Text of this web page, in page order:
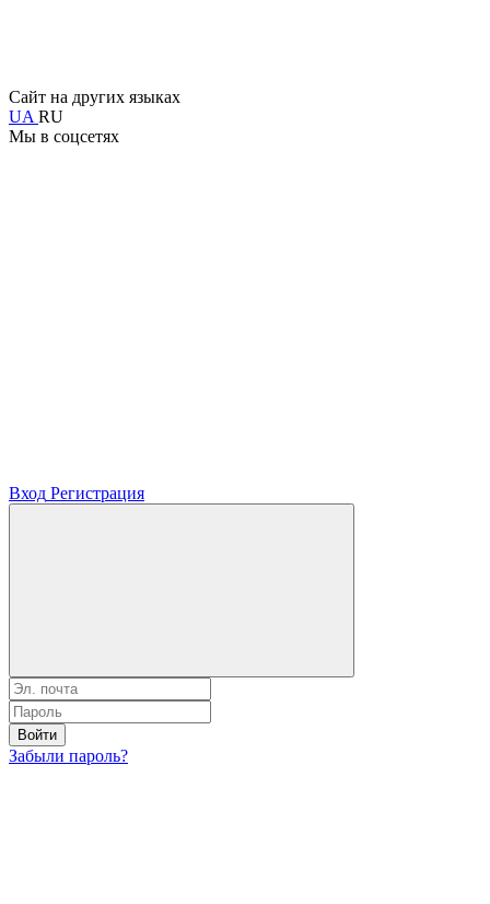
Сайт на других языках
UA RU
Мы в соцсетях
Вход Регистрация
Войти
Забыли пароль?